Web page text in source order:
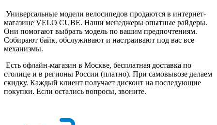
Универсальные модели велосипедов продаются в интернет-
магазине VELO CUBE. Наши менеджеры опытные райдеры.
Они помогают выбрать модель по вашим предпочтениям.
Собирают байк, обслуживают и настраивают под вас все
механизмы.
Есть офлайн-магазин в Москве, бесплатная доставка по
столице и в регионы России (платно). При самовывозе делаем
скидку. Каждый клиент получает дисконт на последующие
покупки. Если остались вопросы, звоните.